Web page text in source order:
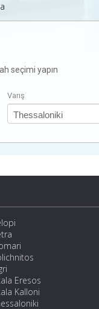
seçimi yapın
Varış
Eresos
Kalloni